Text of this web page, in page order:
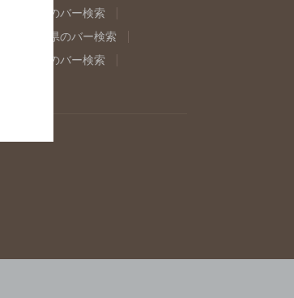
奈良県のバー検索
島根県のバー検索
佐賀県のバー検索